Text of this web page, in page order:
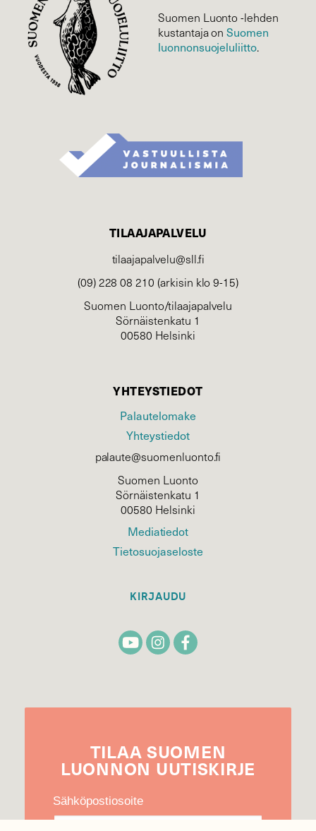
Suomen Luonto -lehden
kustantaja onSuomen
luonnonsuojelu­liitto.
TILAAJAPALVELU
tilaajapalvelu@sll.fi
(09) 228 08 210 (arkisin klo 9-15)
Suomen Luonto/tilaajapalvelu
Sörnäistenkatu 1
00580 Helsinki
YHTEYSTIEDOT
Palautelomake
Yhteystiedot
palaute@suomenluonto.fi
Suomen Luonto
Sörnäistenkatu 1
00580 Helsinki
Mediatiedot
Tietosuojaseloste
KIRJAUDU
TILAA SUOMEN
LUONNON UUTIS­KIRJE
Sähköpostiosoite